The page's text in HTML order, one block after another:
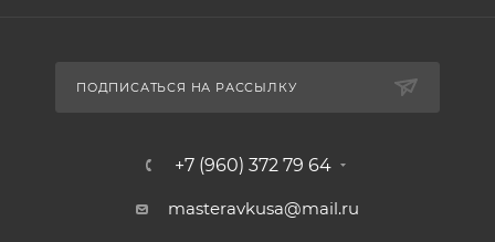
ПОДПИСАТЬСЯ НА РАССЫЛКУ
+7 (960) 372 79 64
masteravkusa@mail.ru